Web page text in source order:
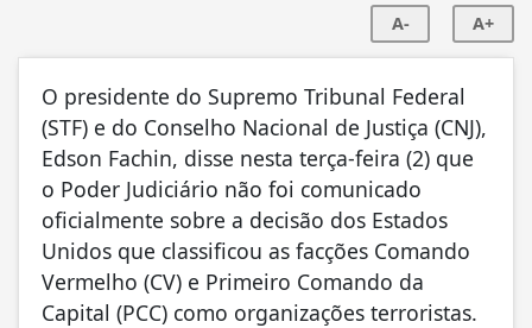
A- A+
O presidente do Supremo Tribunal Federal
(STF) e do Conselho Nacional de Justiça (CNJ),
Edson Fachin, disse nesta terça-feira (2) que
o Poder Judiciário não foi comunicado
oficialmente sobre a decisão dos Estados
Unidos que classificou as facções Comando
Vermelho (CV) e Primeiro Comando da
Capital (PCC) como organizações terroristas.